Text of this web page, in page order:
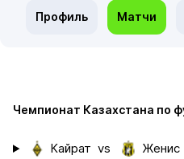
Профиль Матчи
Чемпионат Казахстана по
Кайрат vs Женис